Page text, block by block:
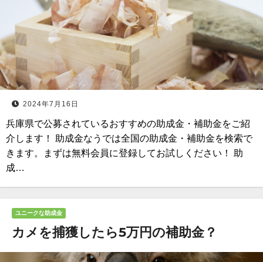
2024年7月16日
兵庫県で公募されているおすすめの助成金・補助金をご紹
介します！ 助成金なうでは全国の助成金・補助金を検索で
きます。まずは無料会員に登録してお試しください！ 助
成…
ユニークな助成金
カメを捕獲したら5万円の補助金？